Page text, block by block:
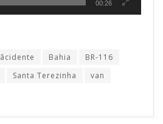
00:26
ãcidente Bahia
BR-116
Santa Terezinha van